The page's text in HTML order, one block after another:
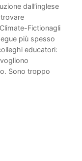
dall’inglese
Fictionagli
più spesso
educatori:
Sono troppo